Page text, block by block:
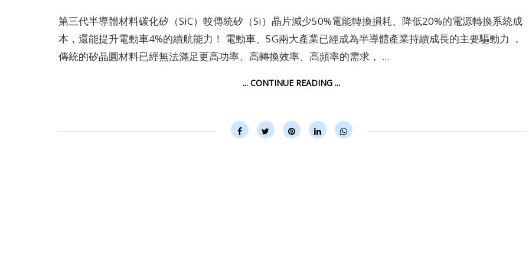
第三代半導體材料碳化矽（SiC）較傳統矽（Si）晶片減少50%電能轉換損耗、降低20%的電源轉換系統成
本，還能提升電動車4%的續航能力！ 電動車、5G兩大產業已經成為半導體產業持續成長的主要驅動力 ，
傳統的矽晶圓材料已經無法滿足更高功率、高轉換效率、高頻率的需求， ...
... CONTINUE READING ...